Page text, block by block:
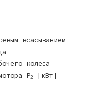
всасыванием
колеса
P2
[кВт]